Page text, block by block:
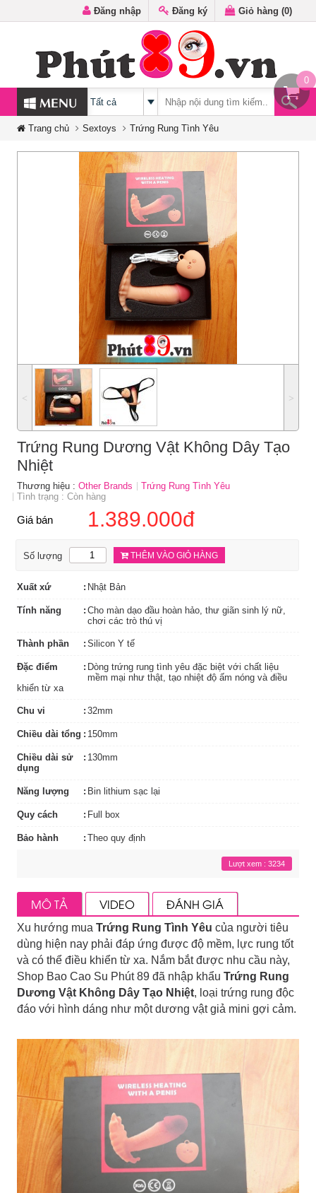
0
Đăng nhập Đăng ký Giỏ hàng (0)
MENU
Trang chủ Sextoys Trứng Rung Tình Yêu
˂ ˃
Trứng Rung Dương Vật Không Dây Tạo
Nhiệt
Thương hiệu : Other Brands
Trứng Rung Tình Yêu
Tình trạng : Còn hàng
Giá bán 1.389.000đ
Số lượng THÊM VÀO GIỎ HÀNG
Xuất xứ Nhật Bản
Tính năng
Cho màn dạo đầu hoàn hảo, thư giãn sinh lý nữ,
chơi các trò thú vị
Thành phần Silicon Y tế
Đặc điểm
Dòng trứng rung tình yêu đặc biệt với chất liệu
mềm mại như thật, tạo nhiệt độ ấm nóng và điều
khiển từ xa
Chu vi 32mm
Chiều dài tổng 150mm
Chiều dài sử
dụng
130mm
Năng lượng Bin lithium sạc lại
Quy cách Full box
Bảo hành Theo quy định
Lượt xem : 3234
MÔ TẢ VIDEO ĐÁNH GIÁ
Xu hướng mua Trứng Rung Tình Yêu của người tiêu
dùng hiện nay phải đáp ứng được độ mềm, lực rung tốt
và có thể điều khiển từ xa. Nắm bắt được nhu cầu này,
Shop Bao Cao Su Phút 89 đã nhập khẩu Trứng Rung
Dương Vật Không Dây Tạo Nhiệt, loại trứng rung độc
đáo với hình dáng như một dương vật giả mini gợi cảm.